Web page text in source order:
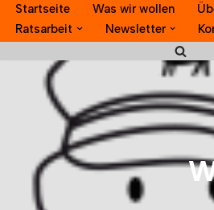
Startseite Was wir wollen
Ratsarbeit
Newsletter